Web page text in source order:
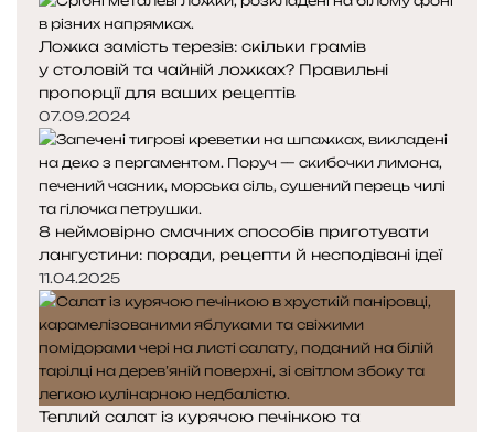
Ложка замість терезів: скільки грамів
у столовій та чайній ложках? Правильні
пропорції для ваших рецептів
07.09.2024
8 неймовірно смачних способів приготувати
лангустини: поради, рецепти й несподівані ідеї
11.04.2025
Теплий салат із курячою печінкою та